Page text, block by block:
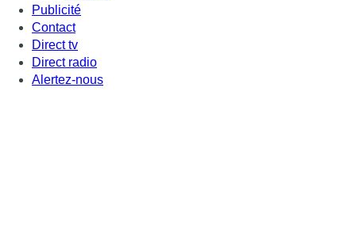
Publicité
Contact
Direct tv
Direct radio
Alertez-nous